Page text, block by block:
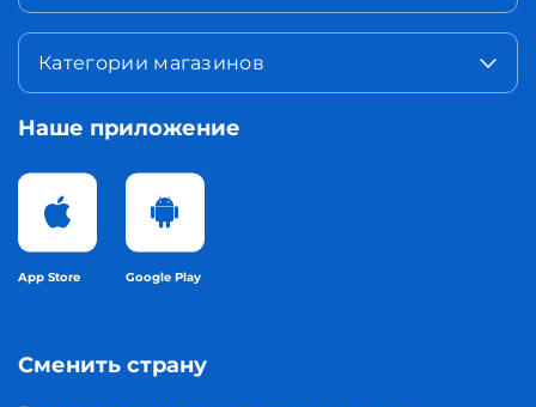
Категории магазинов
Наше приложение
App Store Google Play
Сменить страну